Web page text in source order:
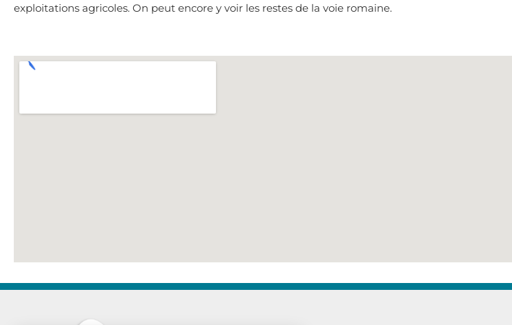
exploitations agricoles. On peut encore y voir les restes de la voie romaine.